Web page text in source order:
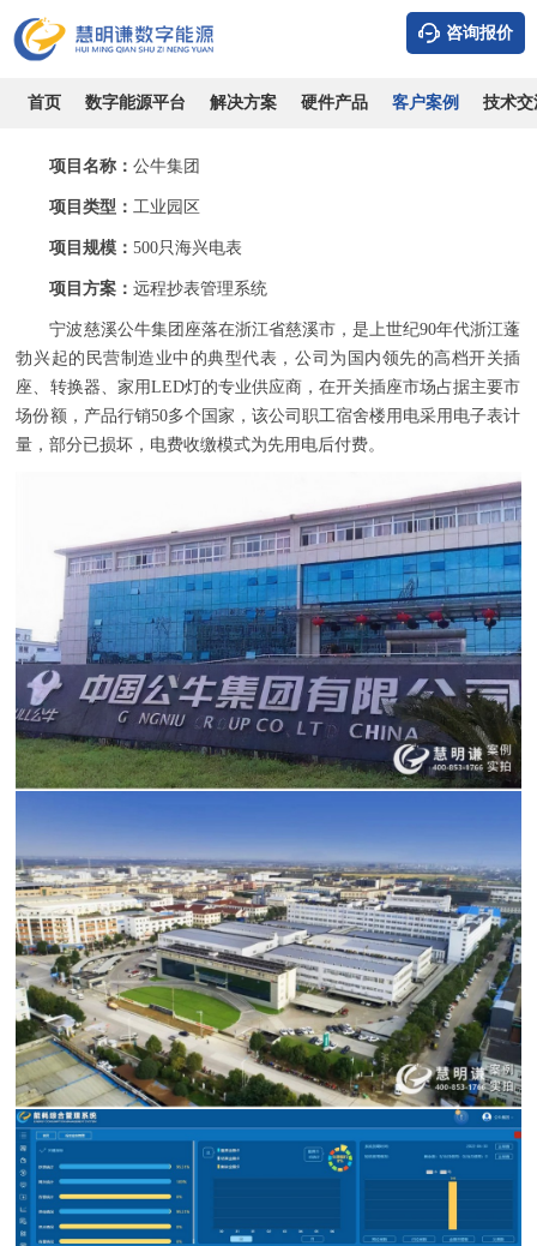
咨询报价
首页 数字能源平台 解决方案 硬件产品 客户案例 技术交
宁波公牛集团-远程抄表管理系统适配智慧物业应用案例
时间：2026-08-07 浏览：10045 作者：admin
项目名称：公牛集团
项目类型：工业园区
项目规模：500只海兴电表
项目方案：远程抄表管理系统
宁波慈溪公牛集团座落在浙江省慈溪市，是上世纪90年代浙江蓬
勃兴起的民营制造业中的典型代表，公司为国内领先的高档开关插
座、转换器、家用LED灯的专业供应商，在开关插座市场占据主要市
场份额，产品行销50多个国家，该公司职工宿舍楼用电采用电子表计
量，部分已损坏，电费收缴模式为先用电后付费。